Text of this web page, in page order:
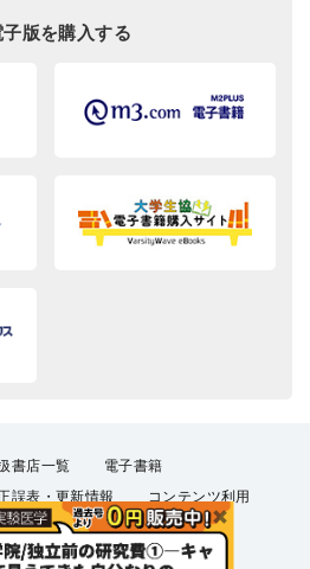
子版を購入する
書店一覧
電子書籍
誤表・更新情報
コンテンツ利用
シー
羊土社会員規約
社のSNS・メールマガジン